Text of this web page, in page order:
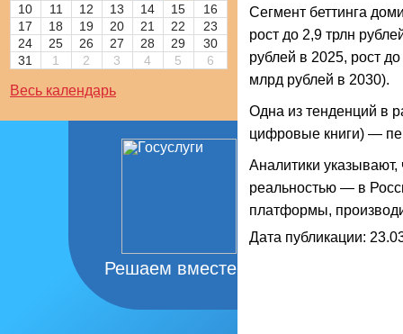
10 11 12 13 14 15
16
17
18 19 20 21 22
23
24
25 26 27 28 29
30
31
1 2 3 4 5 6
Весь календарь
Решаем вместе
Сегмент беттинга
рост до 2,9 трлн
рублей в 2025, рост
млрд рублей в 2030).
Одна из тенденций в
цифровые книги) —
Аналитики
реальностью — в
платформы,
Дата публикации: